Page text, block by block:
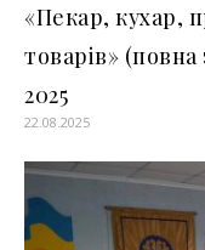
«Пекар, кухар,
товарів» (повна
2025
22.08.2025